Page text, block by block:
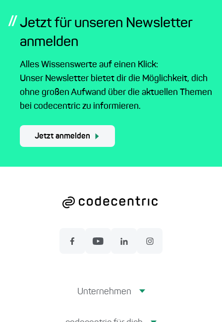
// Jetzt für unseren Newsletter
anmelden
Alles Wissenswerte auf einen Klick:
Unser Newsletter bietet dir die Möglichkeit, dich
ohne großen Aufwand über die aktuellen Themen
bei codecentric zu informieren.
Jetzt anmelden
Unternehmen